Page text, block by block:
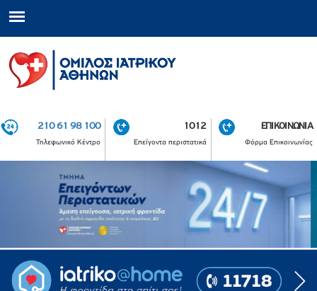
210 61 98 100
Τηλεφωνικό Κέντρο
1012
Επείγοντα περιστατικά
ΕΠΙΚΟΙΝΩΝΙΑ
Φόρμα Επικοινωνίας